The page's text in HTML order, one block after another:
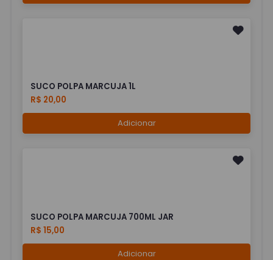
SUCO POLPA MARCUJA 1L
R$ 20,00
Adicionar
SUCO POLPA MARCUJA 700ML JAR
R$ 15,00
Adicionar